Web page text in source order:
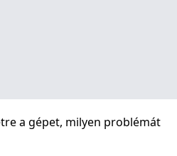
a gépet, milyen problémát